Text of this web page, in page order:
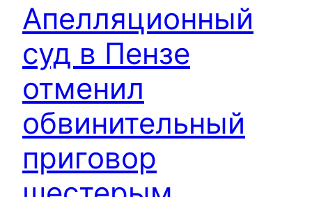
Апелляционный
суд в Пензе
отменил
обвинительный
приговор